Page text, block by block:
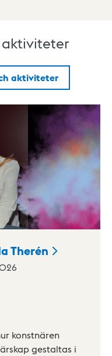
aktiviteter
aktiviteter
Therén
konstnären
gestaltas i